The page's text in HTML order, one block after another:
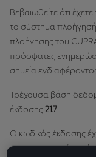
Βεβαιωθείτε ότι
το σύστημα
πλοήγησης του
πρόσφατες
σημεία
Τρέχουσα βάση
έκδοσης21.7
Ο κωδικός έκδοσης
πραγματοποιείται